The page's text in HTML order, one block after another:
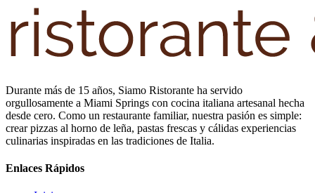
Durante más de 15 años, Siamo Ristorante ha servido
orgullosamente a Miami Springs con cocina italiana artesanal hecha
desde cero. Como un restaurante familiar, nuestra pasión es simple:
crear pizzas al horno de leña, pastas frescas y cálidas experiencias
culinarias inspiradas en las tradiciones de Italia.
Enlaces Rápidos